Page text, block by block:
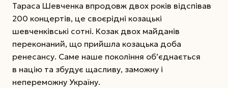
Тараса Шевченка впродовж двох років відспівав
200 концертів, це своєрідні козацькі
шевченківські сотні. Козак двох майданів
переконаний, що прийшла козацька доба
ренесансу. Саме наше покоління об’єднається
в націю та збудує щасливу, заможну і
непереможну Україну.